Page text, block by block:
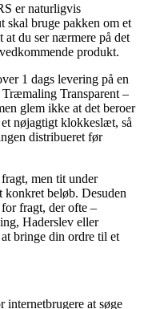
er naturligvis
skal bruge pakken om et
du ser nærmere på det
produkt.
1 dags levering på en
Transparent –
glem ikke at det beroer
nøjagtigt klokkeslæt, så
distribueret før
men tit under
beløb. Desuden
fragt, der ofte –
Haderslev eller
bringe din ordre til et
internetbrugere at søge